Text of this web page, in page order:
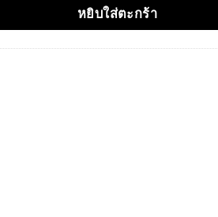
หยิบใส่ตะกร้า